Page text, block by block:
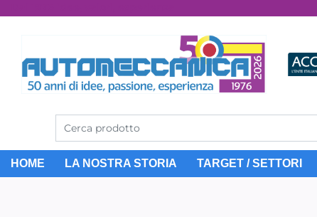
HOME LA NOSTRA STORIA TARGET / SETTORI